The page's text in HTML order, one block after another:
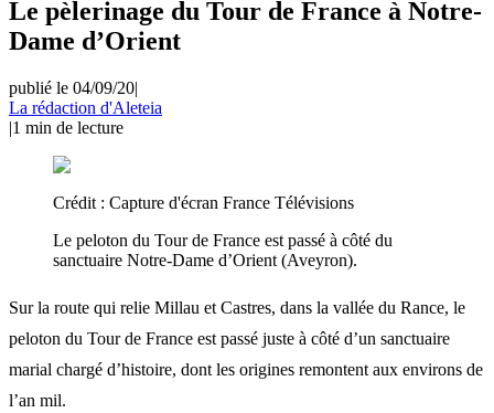
Le pèlerinage du Tour de France à Notre-
Dame d’Orient
publié le 04/09/20|
La rédaction d'Aleteia
|1 min de lecture
Crédit : Capture d'écran France Télévisions
Le peloton du Tour de France est passé à côté du
sanctuaire Notre-Dame d’Orient (Aveyron).
Sur la route qui relie Millau et Castres, dans la vallée du Rance, le
peloton du Tour de France est passé juste à côté d’un sanctuaire
marial chargé d’histoire, dont les origines remontent aux environs de
l’an mil.